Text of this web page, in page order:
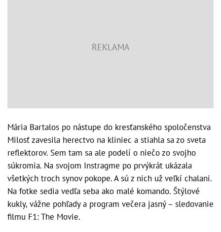
Mária Bartalos po nástupe do kresťanského spoločenstva
Milosť zavesila herectvo na kliniec a stiahla sa zo sveta
reflektorov. Sem tam sa ale podelí o niečo zo svojho
súkromia. Na svojom Instragme po prvýkrát ukázala
všetkých troch synov pokope. A sú z nich už veľkí chalani.
Na fotke sedia vedľa seba ako malé komando. Štýlové
kukly, vážne pohľady a program večera jasný – sledovanie
filmu F1: The Movie.